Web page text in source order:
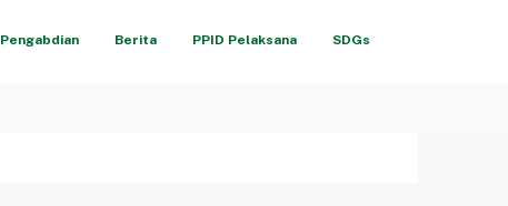
Pengabdian Berita PPID Pelaksana SDGs